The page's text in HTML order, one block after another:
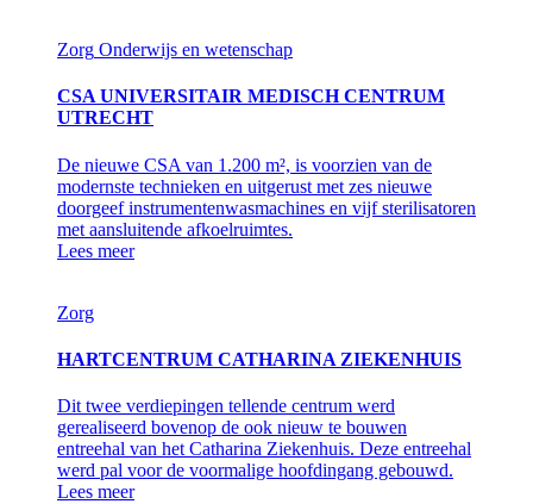
Zorg Onderwijs en wetenschap
CSA UNIVERSITAIR MEDISCH CENTRUM
UTRECHT
De nieuwe CSA van 1.200 m², is voorzien van de
modernste technieken en uitgerust met zes nieuwe
doorgeef instrumentenwasmachines en vijf sterilisatoren
met aansluitende afkoelruimtes.
Lees meer
Zorg
HARTCENTRUM CATHARINA ZIEKENHUIS
Dit twee verdiepingen tellende centrum werd
gerealiseerd bovenop de ook nieuw te bouwen
entreehal van het Catharina Ziekenhuis. Deze entreehal
werd pal voor de voormalige hoofdingang gebouwd.
Lees meer